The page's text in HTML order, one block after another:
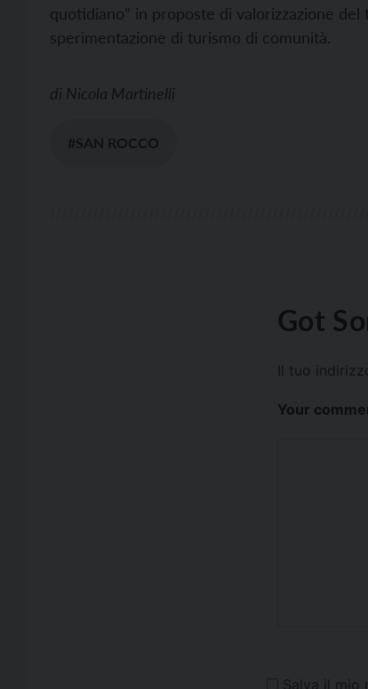
quotidiano” in proposte di valorizzazione
sperimentazione di turismo di comunità.
di Nicola Martinelli
#SAN ROCCO
Got
Il tuo
Your
Salva il mio